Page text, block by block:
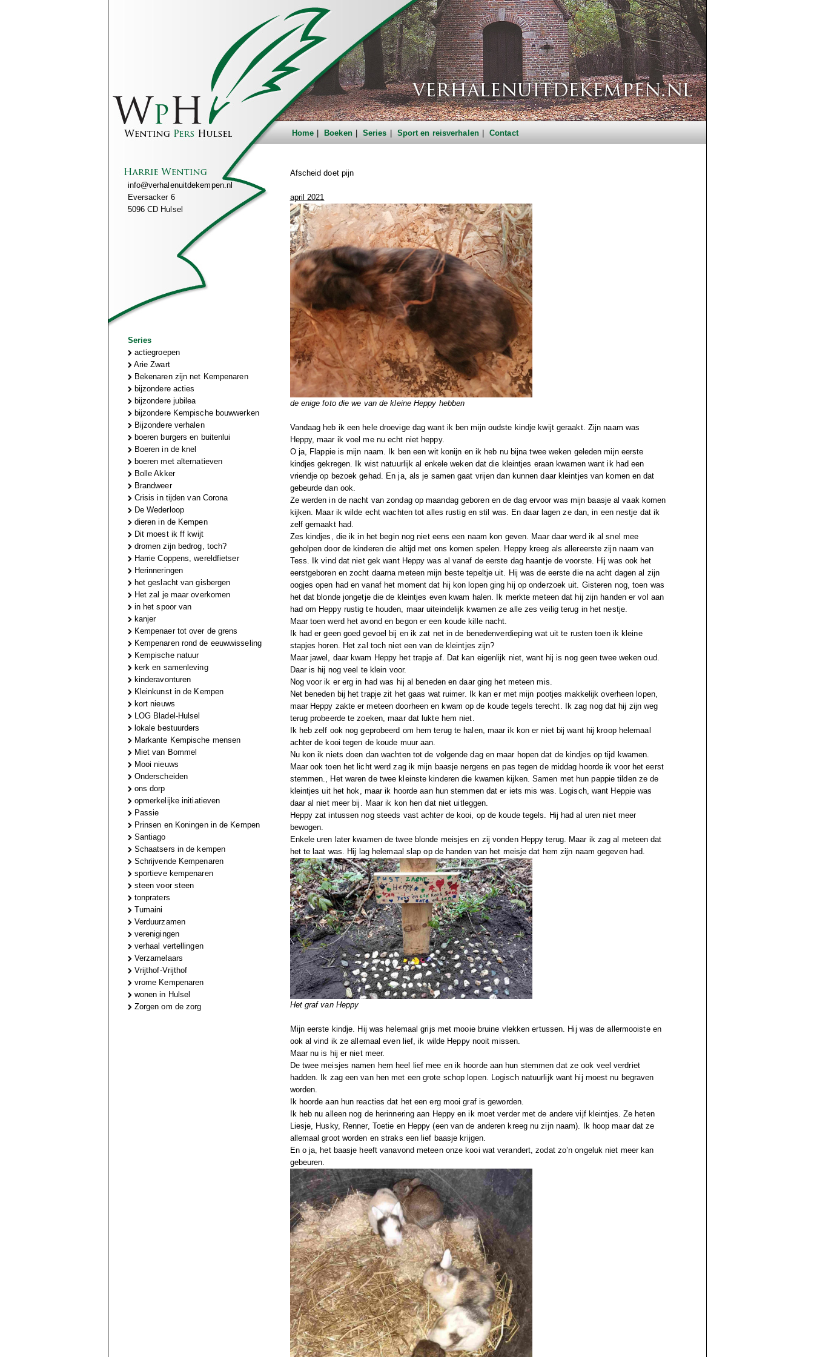
Home Boeken Series Sport en reisverhalen Contact
info@verhalenuitdekempen.nl
Eversacker 6
5096 CD Hulsel
Series
actiegroepen
Arie Zwart
Bekenaren zijn net Kempenaren
bijzondere acties
bijzondere jubilea
bijzondere Kempische bouwwerken
Bijzondere verhalen
boeren burgers en buitenlui
Boeren in de knel
boeren met alternatieven
Bolle Akker
Brandweer
Crisis in tijden van Corona
De Wederloop
dieren in de Kempen
Dit moest ik ff kwijt
dromen zijn bedrog, toch?
Harrie Coppens, wereldfietser
Herinneringen
het geslacht van gisbergen
Het zal je maar overkomen
in het spoor van
kanjer
Kempenaer tot over de grens
Kempenaren rond de eeuwwisseling
Kempische natuur
kerk en samenleving
kinderavonturen
Kleinkunst in de Kempen
kort nieuws
LOG Bladel-Hulsel
lokale bestuurders
Markante Kempische mensen
Miet van Bommel
Mooi nieuws
Onderscheiden
ons dorp
opmerkelijke initiatieven
Passie
Prinsen en Koningen in de Kempen
Santiago
Schaatsers in de kempen
Schrijvende Kempenaren
sportieve kempenaren
steen voor steen
tonpraters
Tumaini
Verduurzamen
verenigingen
verhaal vertellingen
Verzamelaars
Vrijthof-Vrijthof
vrome Kempenaren
wonen in Hulsel
Zorgen om de zorg
Afscheid doet pijn
april 2021
de enige foto die we van de kleine Heppy hebben
Vandaag heb ik een hele droevige dag want ik ben mijn oudste kindje kwijt geraakt. Zijn naam was
Heppy, maar ik voel me nu echt niet heppy.
O ja, Flappie is mijn naam. Ik ben een wit konijn en ik heb nu bijna twee weken geleden mijn eerste
kindjes gekregen. Ik wist natuurlijk al enkele weken dat die kleintjes eraan kwamen want ik had een
vriendje op bezoek gehad. En ja, als je samen gaat vrijen dan kunnen daar kleintjes van komen en dat
gebeurde dan ook.
Ze werden in de nacht van zondag op maandag geboren en de dag ervoor was mijn baasje al vaak komen
kijken. Maar ik wilde echt wachten tot alles rustig en stil was. En daar lagen ze dan, in een nestje dat ik
zelf gemaakt had.
Zes kindjes, die ik in het begin nog niet eens een naam kon geven. Maar daar werd ik al snel mee
geholpen door de kinderen die altijd met ons komen spelen. Heppy kreeg als allereerste zijn naam van
Tess. Ik vind dat niet gek want Heppy was al vanaf de eerste dag haantje de voorste. Hij was ook het
eerstgeboren en zocht daarna meteen mijn beste tepeltje uit. Hij was de eerste die na acht dagen al zijn
oogjes open had en vanaf het moment dat hij kon lopen ging hij op onderzoek uit. Gisteren nog, toen was
het dat blonde jongetje die de kleintjes even kwam halen. Ik merkte meteen dat hij zijn handen er vol aan
had om Heppy rustig te houden, maar uiteindelijk kwamen ze alle zes veilig terug in het nestje.
Maar toen werd het avond en begon er een koude kille nacht.
Ik had er geen goed gevoel bij en ik zat net in de benedenverdieping wat uit te rusten toen ik kleine
stapjes horen. Het zal toch niet een van de kleintjes zijn?
Maar jawel, daar kwam Heppy het trapje af. Dat kan eigenlijk niet, want hij is nog geen twee weken oud.
Daar is hij nog veel te klein voor.
Nog voor ik er erg in had was hij al beneden en daar ging het meteen mis.
Net beneden bij het trapje zit het gaas wat ruimer. Ik kan er met mijn pootjes makkelijk overheen lopen,
maar Heppy zakte er meteen doorheen en kwam op de koude tegels terecht. Ik zag nog dat hij zijn weg
terug probeerde te zoeken, maar dat lukte hem niet.
Ik heb zelf ook nog geprobeerd om hem terug te halen, maar ik kon er niet bij want hij kroop helemaal
achter de kooi tegen de koude muur aan.
Nu kon ik niets doen dan wachten tot de volgende dag en maar hopen dat de kindjes op tijd kwamen.
Maar ook toen het licht werd zag ik mijn baasje nergens en pas tegen de middag hoorde ik voor het eerst
stemmen., Het waren de twee kleinste kinderen die kwamen kijken. Samen met hun pappie tilden ze de
kleintjes uit het hok, maar ik hoorde aan hun stemmen dat er iets mis was. Logisch, want Heppie was
daar al niet meer bij. Maar ik kon hen dat niet uitleggen.
Heppy zat intussen nog steeds vast achter de kooi, op de koude tegels. Hij had al uren niet meer
bewogen.
Enkele uren later kwamen de twee blonde meisjes en zij vonden Heppy terug. Maar ik zag al meteen dat
het te laat was. Hij lag helemaal slap op de handen van het meisje dat hem zijn naam gegeven had.
Het graf van Heppy
Mijn eerste kindje. Hij was helemaal grijs met mooie bruine vlekken ertussen. Hij was de allermooiste en
ook al vind ik ze allemaal even lief, ik wilde Heppy nooit missen.
Maar nu is hij er niet meer.
De twee meisjes namen hem heel lief mee en ik hoorde aan hun stemmen dat ze ook veel verdriet
hadden. Ik zag een van hen met een grote schop lopen. Logisch natuurlijk want hij moest nu begraven
worden.
Ik hoorde aan hun reacties dat het een erg mooi graf is geworden.
Ik heb nu alleen nog de herinnering aan Heppy en ik moet verder met de andere vijf kleintjes. Ze heten
Liesje, Husky, Renner, Toetie en Heppy (een van de anderen kreeg nu zijn naam). Ik hoop maar dat ze
allemaal groot worden en straks een lief baasje krijgen.
En o ja, het baasje heeft vanavond meteen onze kooi wat verandert, zodat zo’n ongeluk niet meer kan
gebeuren.